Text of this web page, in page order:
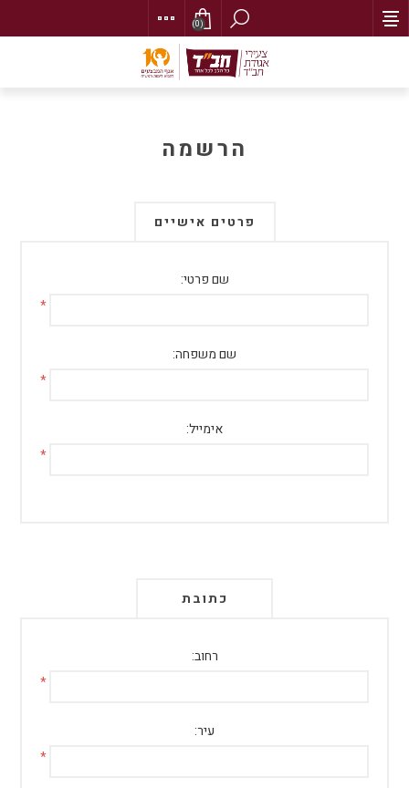
(0)
הרשמה
פרטים אישיים
שם פרטי:
*
שם משפחה:
*
אימייל:
*
כתובת
רחוב:
*
עיר:
*